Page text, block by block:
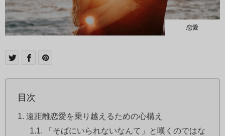
恋愛
目次
遠距離恋愛を乗り越えるための心構え
「そばにいられないなんて」と嘆くのではな